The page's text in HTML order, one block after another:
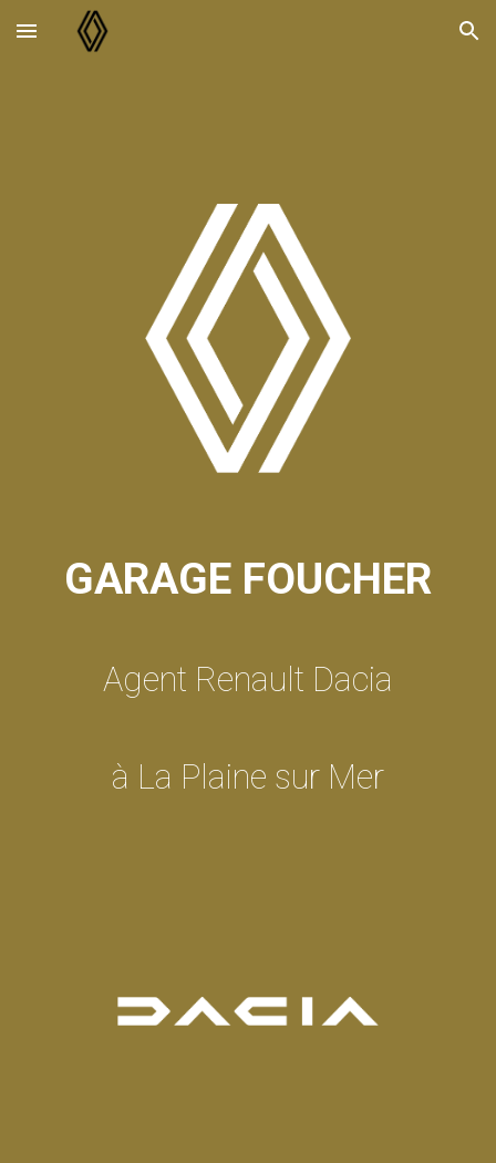
Skip to main content Skip to navigation
GARAGE FOUCHER
Agent Renault Dacia
à La Plaine sur Mer